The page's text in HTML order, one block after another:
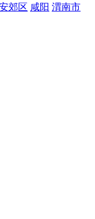
郊区 咸阳 渭南市